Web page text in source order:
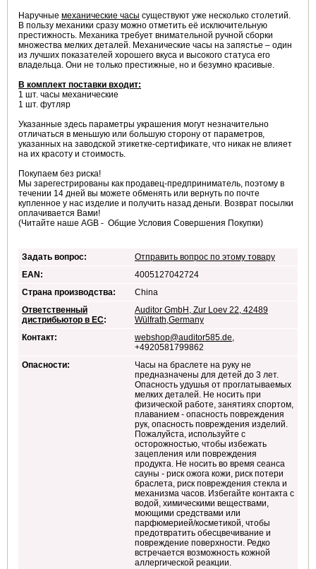
Наручные механические часы существуют уже несколько столетий.
В пользу механики сразу можно отметить её исключительную
престижность. Механика требует внимательной ручной сборки
множества мелких деталей. Механические часы на запястье – один
из лучших показателей хорошего вкуса и высокого статуса его
владельца. Они не только престижные, но и безумно красивые.
В комплект поставки входит:
1 шт. часы механические
1 шт. футляр
Указанные здесь параметры украшения могут незначительно
отличаться в меньшую или большую сторону от параметров,
указанных на заводской этикетке-сертификате, что никак не влияет
на их красоту и стоимость.
Покупаем без риска!
Мы зарегестрированы как продавец-предприниматель, поэтому в
течении 14 дней вы можете обменять или вернуть по почте
купленное у нас изделие и получить назад деньги. Возврат посылки
оплачивается Вами!
(Читайте наше AGB - Общие Условия Совершения Покупки)
Задать вопрос:
Отправить вопрос по этому товару
EAN:
4005127042724
Страна производства:
China
Ответственный
дистрибьютор в ЕС:
Auditor GmbH, Zur Loev 22, 42489
Wülfrath,Germany
Контакт:
webshop@auditor585.de,
+4920581799862
Опасности:
Часы на браслете на руку не
предназначены для детей до 3 лет.
Опасность удушья от проглатываемых
мелких деталей. Не носить при
физической работе, занятиях спортом,
плаванием - опасность повреждения
рук, опасность повреждения изделий.
Пожалуйста, используйте с
осторожностью, чтобы избежать
зацепления или повреждения
продукта. Не носить во время сеанса
сауны - риск ожога кожи, риск потери
браслета, риск повреждения стекла и
механизма часов. Избегайте контакта с
водой, химическими веществами,
моющими средствами или
парфюмерией/косметикой, чтобы
предотвратить обесцвечивание и
повреждение поверхности. Редко
встречается возможность кожной
аллергической реакции.